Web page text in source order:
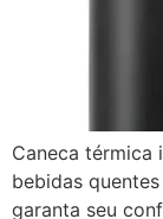
Caneca térmica
bebidas
garanta seu